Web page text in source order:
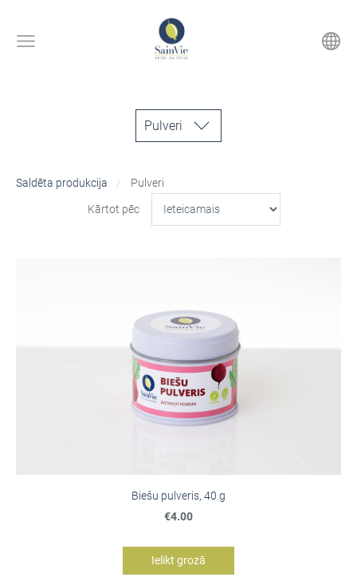
Pulveri
Saldēta produkcija
Pulveri
Kārtot pēc
Biešu pulveris, 40 g
€4.00
Ielikt grozā